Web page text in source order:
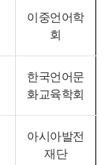
이중언어학
회
한국언어문
화교육학회
아시아발전
재단